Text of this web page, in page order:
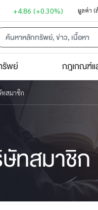
+4.86 (+0.30%) มูลค่า (
รัพย์ กฎเกณฑ์แ
ทสมาชิก
ทสมาชิก